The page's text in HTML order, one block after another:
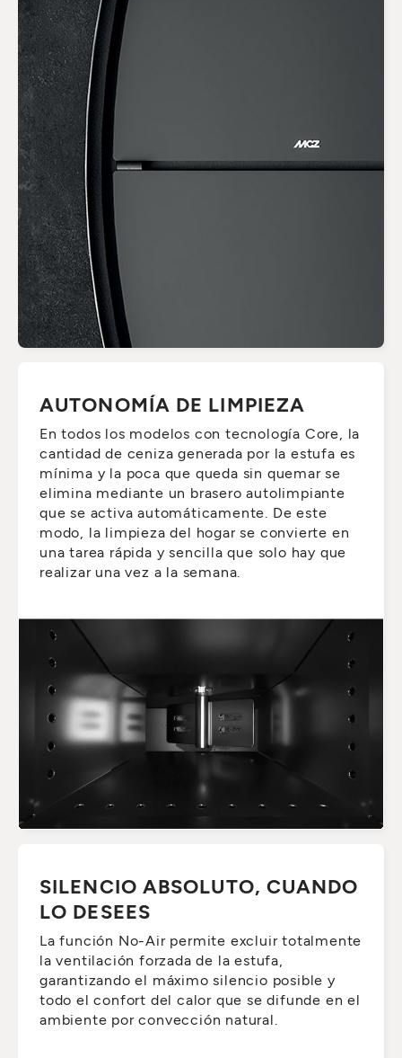
AUTONOMÍA DE LIMPIEZA
En todos los modelos con tecnología Core, la
cantidad de ceniza generada por la estufa es
mínima y la poca que queda sin quemar se
elimina mediante un brasero autolimpiante
que se activa automáticamente. De este
modo, la limpieza del hogar se convierte en
una tarea rápida y sencilla que solo hay que
realizar una vez a la semana.
SILENCIO ABSOLUTO, CUANDO
LO DESEES
La función No-Air permite excluir totalmente
la ventilación forzada de la estufa,
garantizando el máximo silencio posible y
todo el confort del calor que se difunde en el
ambiente por convección natural.